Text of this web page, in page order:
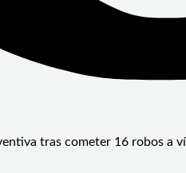
tras cometer 16 robos a